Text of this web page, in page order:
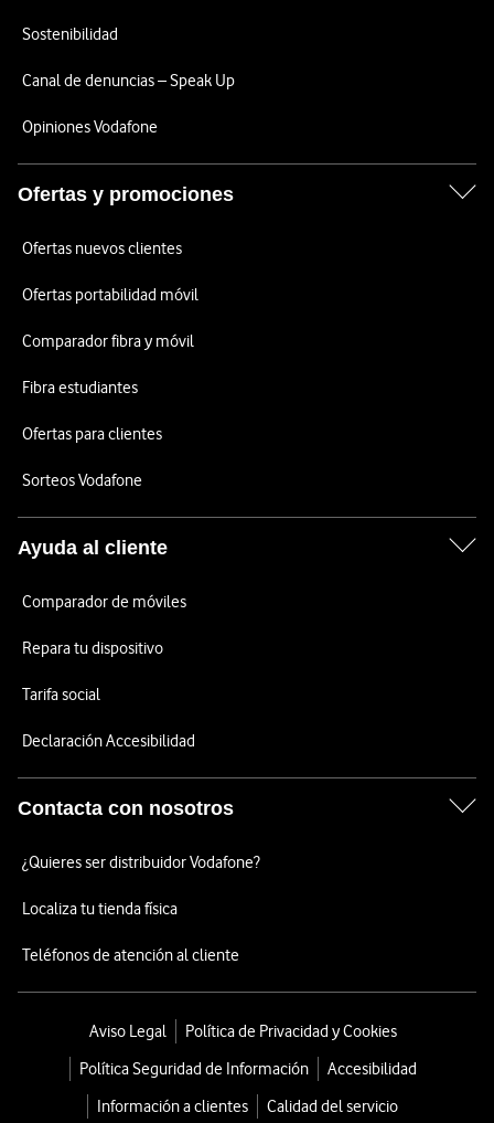
Sostenibilidad
Canal de denuncias – Speak Up
Opiniones Vodafone
Ofertas y promociones
Ofertas nuevos clientes
Ofertas portabilidad móvil
Comparador fibra y móvil
Fibra estudiantes
Ofertas para clientes
Sorteos Vodafone
Ayuda al cliente
Comparador de móviles
Repara tu dispositivo
Tarifa social
Declaración Accesibilidad
Contacta con nosotros
¿Quieres ser distribuidor Vodafone?
Localiza tu tienda física
Teléfonos de atención al cliente
Aviso Legal
Política de Privacidad y Cookies
Política Seguridad de Información
Accesibilidad
Información a clientes
Calidad del servicio